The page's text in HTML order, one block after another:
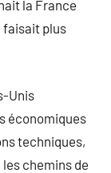
la France
faisait plus
Unis
économiques
techniques,
les chemins de